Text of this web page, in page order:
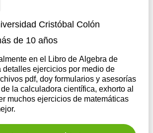
Cristóbal Colón
de 10 años
en el Libro de Algebra de
detalles ejercicios por medio de
pdf, doy formularios y asesorías
la calculadora científica, exhorto al
muchos ejercicios de matemáticas